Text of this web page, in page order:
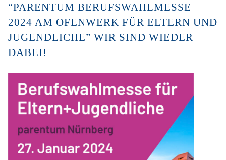
“PARENTUM BERUFSWAHLMESSE
2024 AM OFENWERK FÜR ELTERN UND
JUGENDLICHE” WIR SIND WIEDER
DABEI!